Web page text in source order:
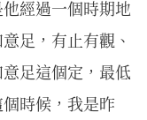
經過一個時期地
足，有止有觀、
足這個定，最低
時候，我是昨